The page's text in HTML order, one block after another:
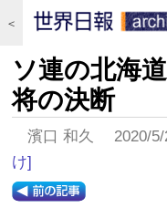
＜
ソ連の北海
将の決断
濱口 和久 2020/
け]